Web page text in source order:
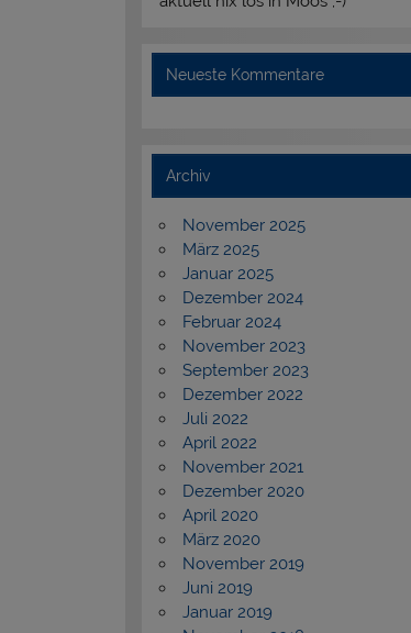
Neueste Kommentare
Archiv
November 2025
März 2025
Januar 2025
Dezember 2024
Februar 2024
November 2023
September 2023
Dezember 2022
Juli 2022
April 2022
November 2021
Dezember 2020
April 2020
März 2020
November 2019
Juni 2019
Januar 2019